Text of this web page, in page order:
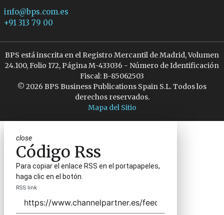
info@bps.com.es
+91 313 79 00
BPS está inscrita en el Registro Mercantil de Madrid, Volumen
24.100, Folio 172, Página M-433036 - Número de Identificación
Fiscal: B-85062503
© 2026 BPS Business Publications Spain S.L. Todos los
derechos reservados.
Mapa del Sitio
close
Código Rss
Para copiar el enlace RSS en el portapapeles,
haga clic en el botón.
RSS link